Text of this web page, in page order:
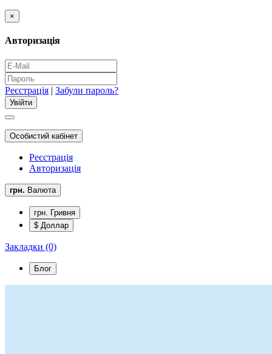
×
Авторизація
Реєстрація | Забули пароль?
Особистий кабінет
Реєстрація
Авторизація
грн. Валюта
грн. Гривня
$ Доллар
Закладки (0)
Блог